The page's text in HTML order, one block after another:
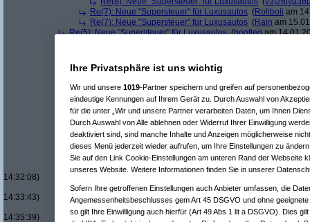
Re(7): Neue "Supersteuer" für Luxusautos (Roliboli am
Re(7): Neue "Supersteuer" für Luxusautos (Rain am
Re(5): Neue "Supersteuer" für Luxusautos(bootlegam
Re(8): Neue "Supersteuer" für Luxusautos
Re(9): Neue "Supersteuer" für Luxusautos
Re(10): Neue "Supersteuer" für Luxusautos(
Re(11): Neue "Supersteuer" für Luxusautos
Re(12): Neue "Supersteuer" für Luxusautos
Re(13): Neue "Supersteuer" für
Re(14): Neue "Supersteuer" für
Re(15): Neue "Supersteuer" für
Re(16): Neue "Supersteuer" für
Re(17): Neue "Supersteuer"
Re(18): Neue
14:32:08)
Re(19): Neue
14:33:43)
Re(20): Neue
14:35:39)
Ihre Privatsphäre ist uns wichtig
Wir und unsere 1019-Partner speichern und greifen auf
eindeutige Kennungen auf Ihrem Gerät zu. Durch Auswahl von
für die unter „Wir und unsere Partner verarbeiten Daten, um Ihnen
Durch Auswahl von Alle ablehnen oder Widerruf Ihrer Einwilligung
deaktiviert sind, sind manche Inhalte und Anzeigen möglicherweise
dieses Menü jederzeit wieder aufrufen, um Ihre Einstellungen zu
Sie auf den Link Cookie-Einstellungen am unteren Rand der Webseite
unseres Website. Weitere Informationen finden Sie in unserer
Sofern Ihre getroffenen Einstellungen auch Anbieter umfassen, die
Angemessenheitsbeschlusses gem Art 45 DSGVO und ohne
so gilt Ihre Einwilligung auch hierfür (Art 49 Abs 1 lit a DSGVO). Dies